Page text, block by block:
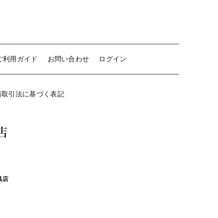
利用ガイド お問い合わせ ログイン
引法に基づく表記
店